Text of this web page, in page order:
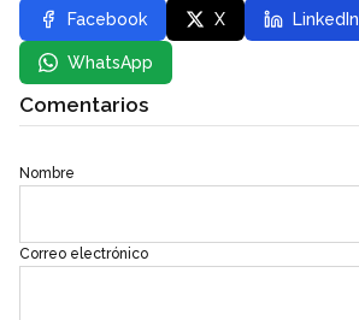
Facebook X LinkedIn
WhatsApp
Comentarios
Nombre
Correo electrónico